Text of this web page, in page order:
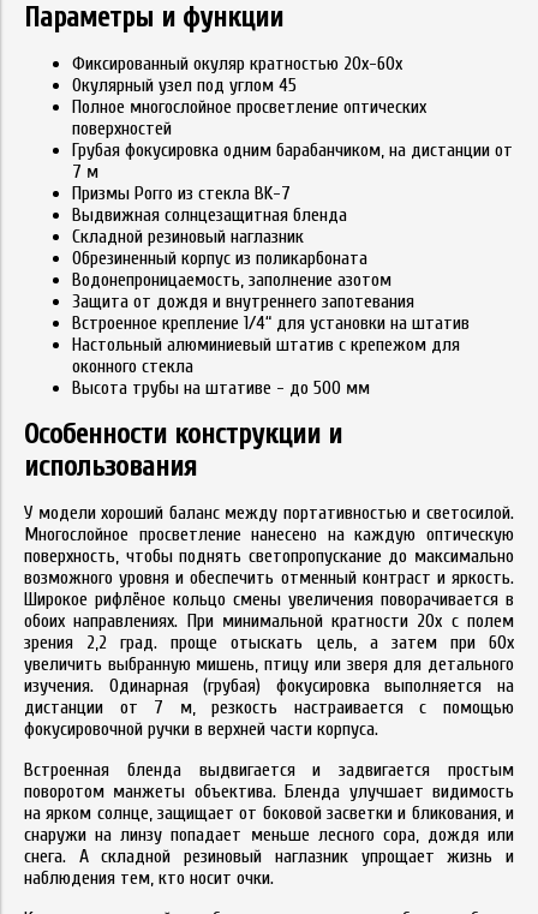
Параметры и функции
Фиксированный окуляр кратностью 20x-60x
Окулярный узел под углом 45
Полное многослойное просветление оптических
поверхностей
Грубая фокусировка одним барабанчиком, на дистанции от
7 м
Призмы Porro из стекла BK-7
Выдвижная солнцезащитная бленда
Складной резиновый наглазник
Обрезиненный корпус из поликарбоната
Водонепроницаемость, заполнение азотом
Защита от дождя и внутреннего запотевания
Встроенное крепление 1/4“ для установки на штатив
Настольный алюминиевый штатив с крепежом для
оконного стекла
Высота трубы на штативе - до 500 мм
Особенности конструкции и
использования
У модели хороший баланс между портативностью и светосилой.
Многослойное просветление нанесено на каждую оптическую
поверхность, чтобы поднять светопропускание до максимально
возможного уровня и обеспечить отменный контраст и яркость.
Широкое рифлёное кольцо смены увеличения поворачивается в
обоих направлениях. При минимальной кратности 20x с полем
зрения 2,2 град. проще отыскать цель, а затем при 60x
увеличить выбранную мишень, птицу или зверя для детального
изучения. Одинарная (грубая) фокусировка выполняется на
дистанции от 7 м, резкость настраивается с помощью
фокусировочной ручки в верхней части корпуса.
Встроенная бленда выдвигается и задвигается простым
поворотом манжеты объектива. Бленда улучшает видимость
на ярком солнце, защищает от боковой засветки и бликования, и
снаружи на линзу попадает меньше лесного сора, дождя или
снега. А складной резиновый наглазник упрощает жизнь и
наблюдения тем, кто носит очки.